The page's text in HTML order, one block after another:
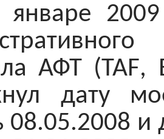
январе
АФТ (TAF,
дату
08.05.2008 и